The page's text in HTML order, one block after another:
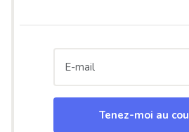
Tenez-moi au